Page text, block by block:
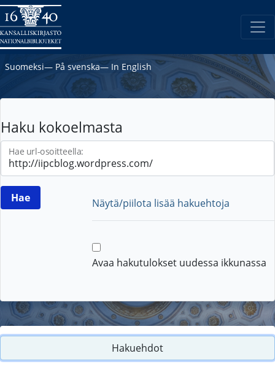
Suomeksi― På svenska― In English
Haku kokoelmasta
Hae url-osoitteella:
Näytä/piilota lisää hakuehtoja
Avaa hakutulokset uudessa ikkunassa
Hakuehdot